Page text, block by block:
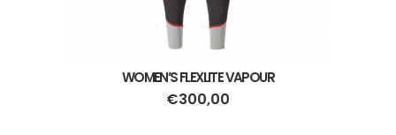
WOMEN’S FLEXLITE VAPOUR
€300,00